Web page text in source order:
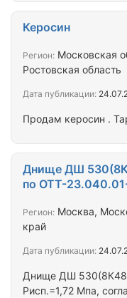
автономно и не
других внешних
РКМ-02 отличается
конструкцией – в
износу и коррозии.
Керосин
Регион: Московская
Ростовская область
Дата публикации:
Днище ДШ
Рисп.=1,72 Мпа,
Днище ДШ
по ОТТ-
Регион: Москва,
край
Дата публикации: